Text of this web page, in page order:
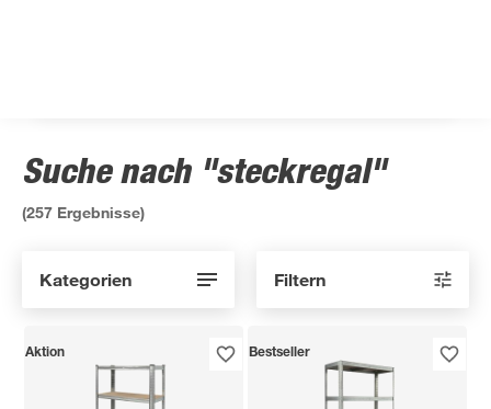
Suche nach "steckregal"
(257 Ergebnisse)
Kategorien Filtern
Aktion Bestseller